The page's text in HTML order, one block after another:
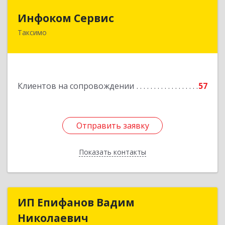
Инфоком Сервис
Таксимо
Клиентов на сопровождении 57
Отправить заявку
Показать контакты
671560, Республика Бурятия, Муйский р-н, пгт.
Отправить заявку
Назад
ИП Епифанов Вадим
Николаевич
ИП Епифанов Вадим